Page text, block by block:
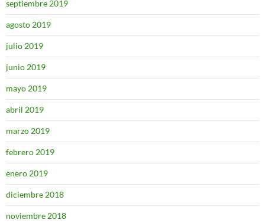
septiembre 2019
agosto 2019
julio 2019
junio 2019
mayo 2019
abril 2019
marzo 2019
febrero 2019
enero 2019
diciembre 2018
noviembre 2018